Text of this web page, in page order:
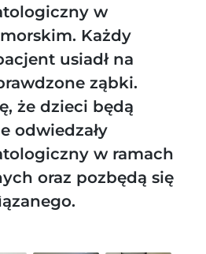
w
Każdy
usiadł na
ząbki.
że dzieci będą
odwiedzały
w ramach
oraz pozbędą się